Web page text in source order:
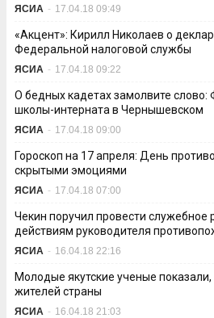
ЯСИА - 17.04.18 09:49
«Акцент»: Кирилл Николаев о
Федеральной налоговой службы
ЯСИА - 17.04.18 09:22
О бедных кадетах замолвите
школы-интерната в Чернышевском
ЯСИА - 17.04.18 09:00
Гороскоп на 17 апреля: День
скрытыми эмоциями
ЯСИА - 17.04.18 07:00
Чекин поручил провести служебное
действиям руководителя
ЯСИА - 16.04.18 22:16
Молодые якутские ученые
жителей страны
ЯСИА - 16.04.18 21:03